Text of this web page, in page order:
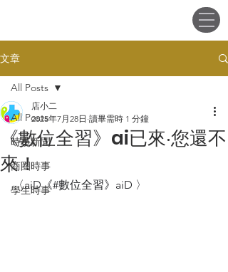
文章
All Posts
時事新聞
商圈時事
學生時事
All Posts
《數位全習》ai已來‧您還不
來！
店小二
2025年7月28日 讀畢需時 1 分鐘
〈aiD《#數位全習》aiD 〉